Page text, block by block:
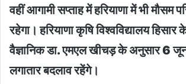
वहीं आगामी सप्ताह में हरियाणा में भी मौसम
रहेगा। हरियाणा कृषि विश्वविद्यालय हिसार
वैज्ञानिक डा. एमएल खीचड़ के अनुसार 6
लगातार बदलाव रहेंगे।